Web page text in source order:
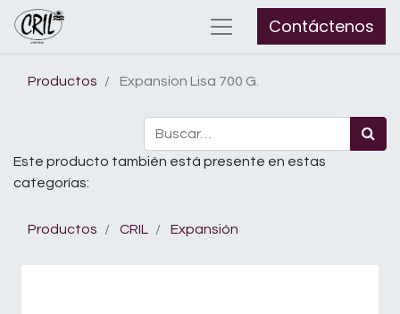
Contáctenos
Productos Expansion Lisa 700 G.
Este producto también está presente en estas
categorías:
Productos CRIL Expansión